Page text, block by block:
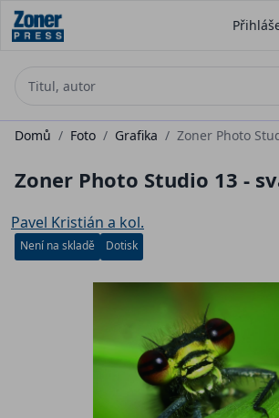
Domů / Foto / Grafika / Zoner Photo
Zoner Photo Studio 13 -
Pavel Kristián a kol.
Není na skladě Dotisk